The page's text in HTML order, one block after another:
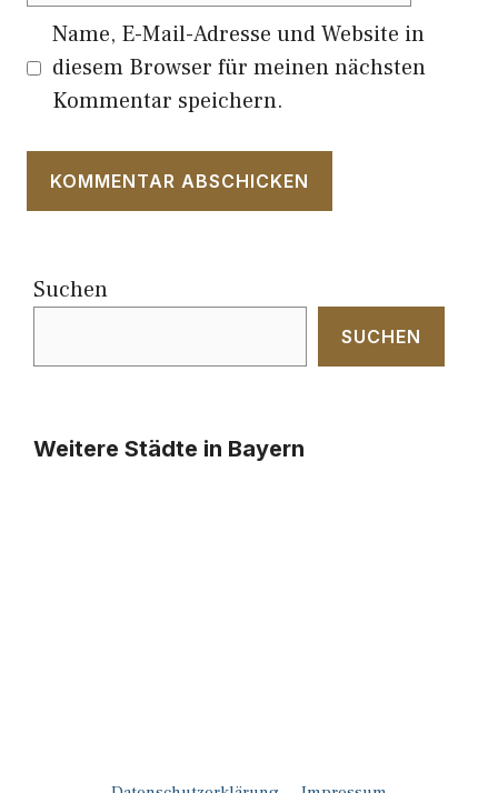
Name, E-Mail-Adresse und Website in
diesem Browser für meinen nächsten
Kommentar speichern.
Suchen
SUCHEN
Weitere Städte in Bayern